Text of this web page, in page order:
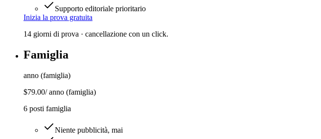
Supporto editoriale prioritario
Inizia la prova gratuita
14 giorni di prova · cancellazione con un click.
Famiglia
anno (famiglia)
$79.00/anno (famiglia)
6 posti famiglia
Niente pubblicità, mai